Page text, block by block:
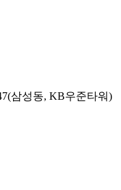
삼성동, KB우준타워)